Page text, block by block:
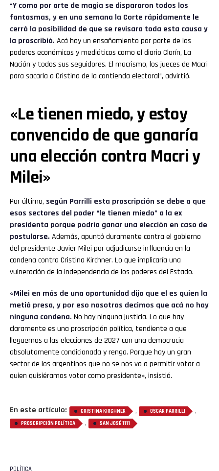
“Y como por arte de magia se dispararon todos los
fantasmas, y en una semana la Corte rápidamente le
cerró la posibilidad de que se revisara toda esta causa y
la proscribió. Acá hay un ensañamiento por parte de los
poderes económicos y mediáticos como el diario Clarín, La
Nación y todos sus seguidores. El macrismo, los jueces de Macri
para sacarla a Cristina de la contienda electoral”, advirtió.
«Le tienen miedo, y estoy
convencido de que ganaría
una elección contra Macri y
Milei»
Por último, según Parrilli esta proscripción se debe a que
esos sectores del poder “le tienen miedo” a la ex
presidenta porque podría ganar una elección en caso de
postularse. Además, apuntó duramente contra el gobierno
del presidente Javier Milei por adjudicarse influencia en la
condena contra Cristina Kirchner. Lo que implicaría una
vulneración de la independencia de los poderes del Estado.
«Milei en más de una oportunidad dijo que el es quien la
metió presa, y por eso nosotros decimos que acá no hay
ninguna condena. No hay ninguna justicia. Lo que hay
claramente es una proscripción política, tendiente a que
lleguemos a las elecciones de 2027 con una democracia
absolutamente condicionada y renga. Porque hay un gran
sector de los argentinos que no se nos va a permitir votar a
quien quisiéramos votar como presidente», insistió.
En este artículo: CRISTINA KIRCHNER , OSCAR PARRILLI ,
PROSCRIPCIÓN POLÍTICA , SAN JOSÉ 1111
POLÍTICA